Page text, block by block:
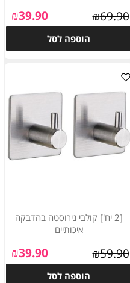
₪69.90
₪39.90
הוספה לסל
[2 יח'] קולבי נירוסטה בהדבקה
איכותיים
₪59.90
₪39.90
הוספה לסל